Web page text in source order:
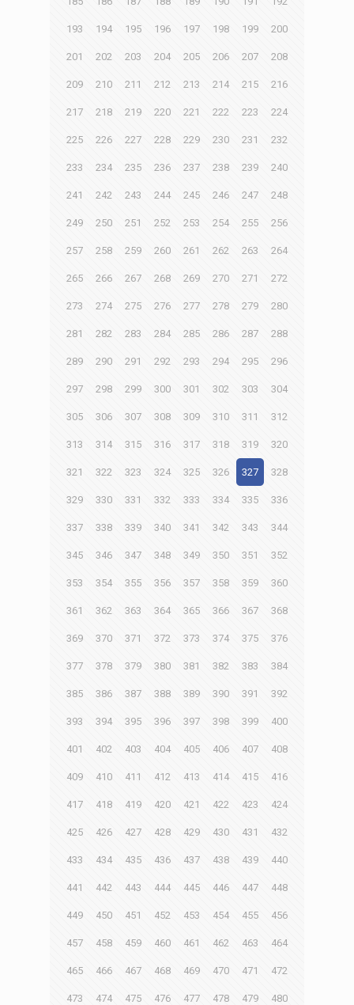
193 194 195 196 197 198 199 200
201 202 203 204 205 206 207 208
209 210 211 212 213 214 215 216
217 218 219 220 221 222 223 224
225 226 227 228 229 230 231 232
233 234 235 236 237 238 239 240
241 242 243 244 245 246 247 248
249 250 251 252 253 254 255 256
257 258 259 260 261 262 263 264
265 266 267 268 269 270 271 272
273 274 275 276 277 278 279 280
281 282 283 284 285 286 287 288
289 290 291 292 293 294 295 296
297 298 299 300 301 302 303 304
305 306 307 308 309 310 311 312
313 314 315 316 317 318 319 320
321 322 323 324 325 326 327 328
329 330 331 332 333 334 335 336
337 338 339 340 341 342 343 344
345 346 347 348 349 350 351 352
353 354 355 356 357 358 359 360
361 362 363 364 365 366 367 368
369 370 371 372 373 374 375 376
377 378 379 380 381 382 383 384
385 386 387 388 389 390 391 392
393 394 395 396 397 398 399 400
401 402 403 404 405 406 407 408
409 410 411 412 413 414 415 416
417 418 419 420 421 422 423 424
425 426 427 428 429 430 431 432
433 434 435 436 437 438 439 440
441 442 443 444 445 446 447 448
449 450 451 452 453 454 455 456
457 458 459 460 461 462 463 464
465 466 467 468 469 470 471 472
473 474 475 476 477 478 479 480